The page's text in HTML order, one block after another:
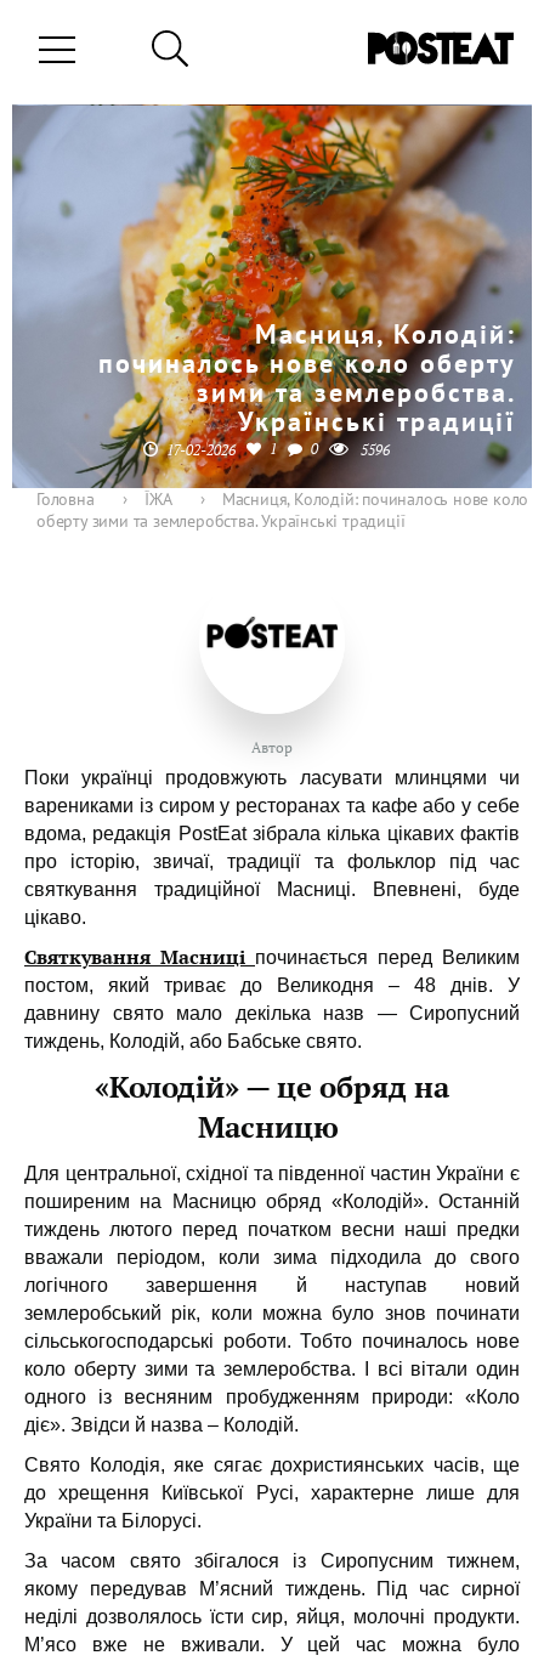
Масниця, Колодій:
починалось нове коло оберту
зими та землеробства.
Українські традиції
17-02-2026 1 0 5596
Головна › ЇЖА ›
Масниця, Колодій: починалось нове коло
оберту зими та землеробства. Українські традиції
Автор
Поки українці продовжують ласувати млинцями чи
варениками із сиром у ресторанах та кафе або у себе
вдома, редакція PostEat зібрала кілька цікавих фактів
про історію, звичаї, традиції та фольклор під час
святкування традиційної Масниці. Впевнені, буде
цікаво.
Святкування Масниці починається перед Великим
постом, який триває до Великодня – 48 днів. У
давнину свято мало декілька назв — Сиропусний
тиждень, Колодій, або Бабське свято.
«Колодій» — це обряд на
Масницю
Для центральної, східної та південної частин України є
поширеним на Масницю обряд «Колодій». Останній
тиждень лютого перед початком весни наші предки
вважали періодом, коли зима підходила до свого
логічного завершення й наступав новий
землеробський рік, коли можна було знов починати
сільськогосподарські роботи. Тобто починалось нове
коло оберту зими та землеробства. І всі вітали один
одного із весняним пробудженням природи: «Коло
діє». Звідси й назва – Колодій.
Свято Колодія, яке сягає дохристиянських часів, ще
до хрещення Київської Русі, характерне лише для
України та Білорусі.
За часом свято збігалося із Сиропусним тижнем,
якому передував М’ясний тиждень. Під час сирної
неділі дозволялось їсти сир, яйця, молочні продукти.
М’ясо вже не вживали. У цей час можна було